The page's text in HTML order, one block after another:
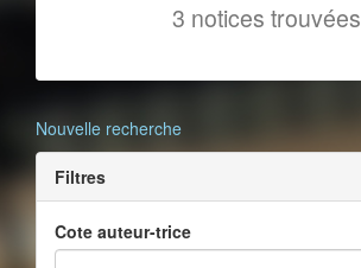
3 notices trouvées
Nouvelle recherche
Filtres
Cote auteur-trice